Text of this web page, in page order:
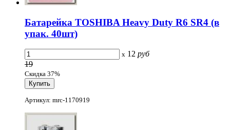
Батарейка TOSHIBA Heavy Duty R6 SR4 (в
упак. 40шт)
x 12 руб
19
Скидка 37%
Артикул: mrc-1170919